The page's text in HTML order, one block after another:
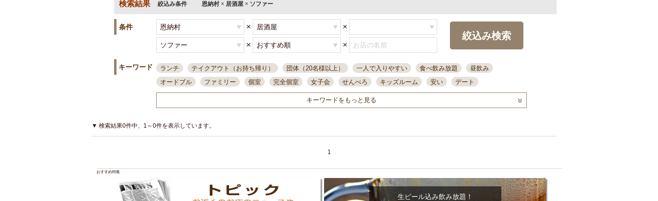
検索結果 絞込み条件 恩納村 × 居酒屋 × ソファー
条件 × ×
× ×
絞込み検索
キーワード ランチ テイクアウト（お持ち帰り） 団体（20名様以上） 一人で入りやすい 食べ飲み放題
昼飲み
オードブル
ファミリー 個室 完全個室 女子会 せんべろ キッズルーム 安い
デート
一人飲み 誕生日 大人数
接待・会食
ちょい飲み コスパ最高 肉料理 模合 インスタ映え 座敷席 記念日 泡盛
喫煙可
結婚式二次会
夜10時以降入店可
県産魚 焼鳥 忘年会コース レモンサワー 観光客に人気 大部屋30名
カウンター
4000円台コース
デリバリー 寿司 クリスマス 和食
クーポン
アサヒスーパードライ
県庁前駅周辺 旭橋駅周辺 沖縄料理 スイーツ
結納・顔会わせ
キーワードをもっと見る
▼ 検索結果0件中、1～0件を表示しています。
1
おすすめ特集
生ビール込み飲み放題！